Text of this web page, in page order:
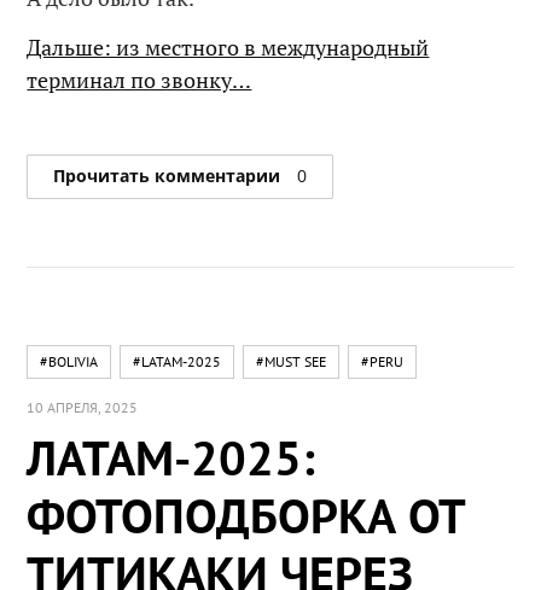
Дальше: из местного в международный
терминал по звонку…
Прочитать комментарии 0
#BOLIVIA #LATAM-2025 #MUST SEE #PERU
10 АПРЕЛЯ, 2025
ЛАТАМ-2025:
ФОТОПОДБОРКА ОТ
ТИТИКАКИ ЧЕРЕЗ